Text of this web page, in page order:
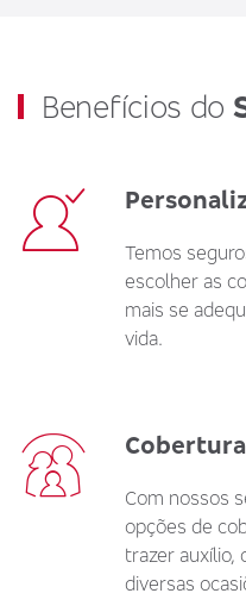
Benefícios do
Temos
escolher as
mais se
vida.
Cobertura
Com nossos
opções de
trazer auxílio,
diversas